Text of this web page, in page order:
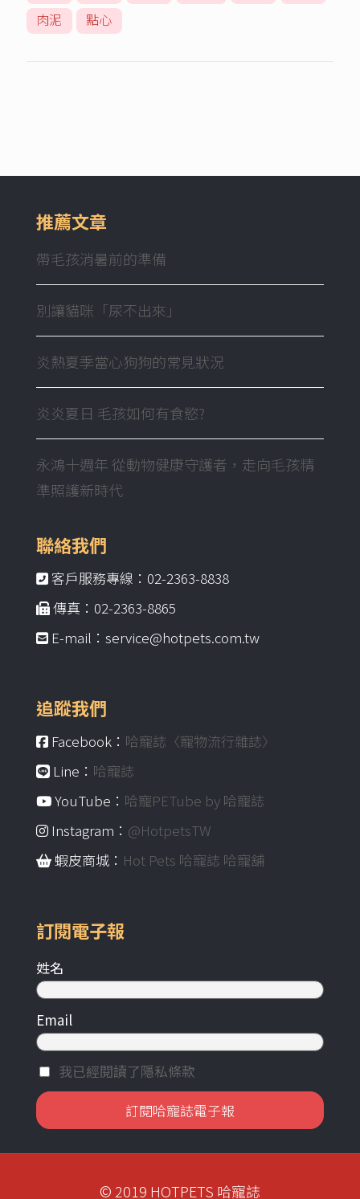
肉泥
點心
推薦文章
帶毛孩消暑前的準備
別讓貓咪「尿不出來」
炎熱夏季當心狗狗的常見狀況
炎炎夏日 毛孩如何有食慾?
永鴻十週年 從動物健康守護者，走向毛孩精
準照護新時代
聯絡我們
客戶服務專線：02-2363-8838
傳真：02-2363-8865
E-mail：service@hotpets.com.tw
追蹤我們
Facebook： 哈寵誌〈寵物流行雜誌〉
Line： 哈寵誌
YouTube： 哈寵PETube by 哈寵誌
Instagram： @HotpetsTW
蝦皮商城： Hot Pets 哈寵誌 哈寵舖
訂閱電子報
姓名
Email
我已經閱讀了隱私條款
© 2019 HOTPETS 哈寵誌